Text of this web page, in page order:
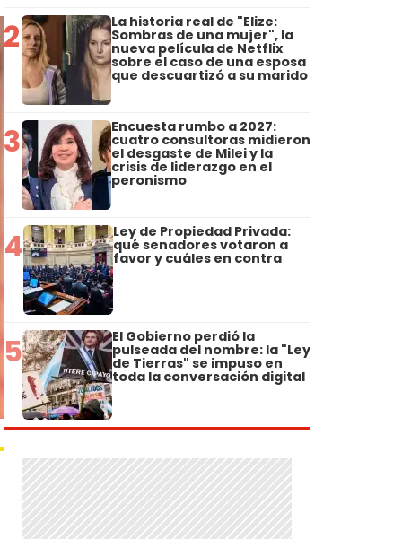
2 La historia real de "Elize:
Sombras de una mujer", la
nueva película de Netflix
sobre el caso de una esposa
que descuartizó a su marido
3 Encuesta rumbo a 2027:
cuatro consultoras midieron
el desgaste de Milei y la
crisis de liderazgo en el
peronismo
4 Ley de Propiedad Privada:
qué senadores votaron a
favor y cuáles en contra
5 El Gobierno perdió la
pulseada del nombre: la "Ley
de Tierras" se impuso en
toda la conversación digital